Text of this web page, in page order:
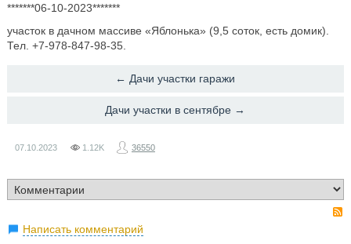
*******06-10-2023*******
участок в дачном массиве «Яблонька» (9,5 соток, есть домик).
Тел. +7-978-847-98-35.
← Дачи участки гаражи
Дачи участки в сентябре →
07.10.2023 1.12K 36550
Написать комментарий